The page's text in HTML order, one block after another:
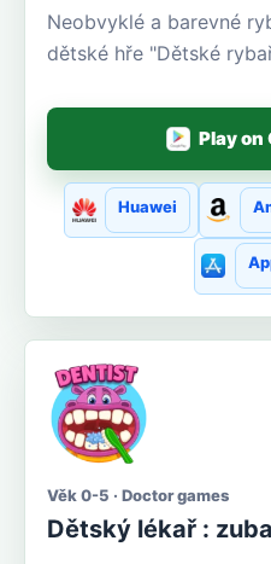
Neobvyklé a barevné
dětské hře "Dětské
Play on
Huawei
Věk 0-5 · Doctor games
Dětský lékař :